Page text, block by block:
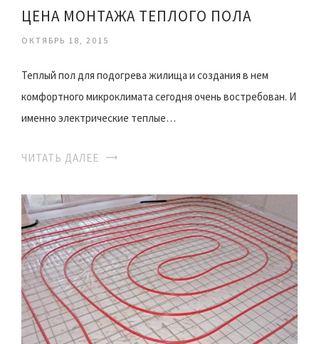
ЦЕНА МОНТАЖА ТЕПЛОГО ПОЛА
ОКТЯБРЬ 18, 2015
Теплый пол для подогрева жилища и создания в нем
комфортного микроклимата сегодня очень востребован. И
именно электрические теплые…
ЧИТАТЬ ДАЛЕЕ